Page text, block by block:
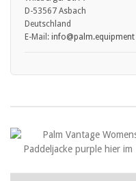
D-53567 Asbach
Deutschland
E-Mail: info@palm.equipment